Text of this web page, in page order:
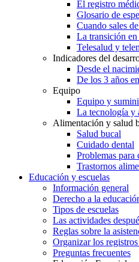
El registro
Glosario de
Cuando sales
La transición
Telesalud y
Indicadores del
Desde el
De los 3 años
Equipo
Equipo y
La tecnología y
Alimentación y salud
Salud bucal
Cuidado dental
Problemas para
Trastornos
Educación y escuelas
Información general
Derecho a la
Tipos de escuelas
Las actividades
Reglas sobre la
Organizar los registros
Preguntas frecuentes